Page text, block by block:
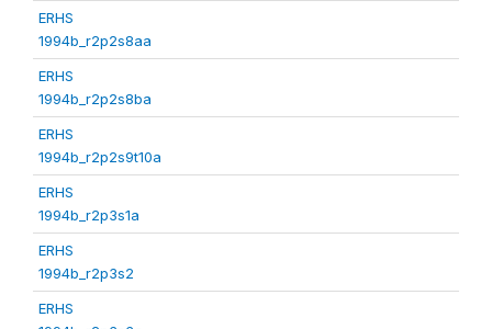
ERHS
1994b_r2p2s8aa
ERHS
1994b_r2p2s8ba
ERHS
1994b_r2p2s9t10a
ERHS
1994b_r2p3s1a
ERHS
1994b_r2p3s2
ERHS